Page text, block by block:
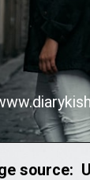
source: